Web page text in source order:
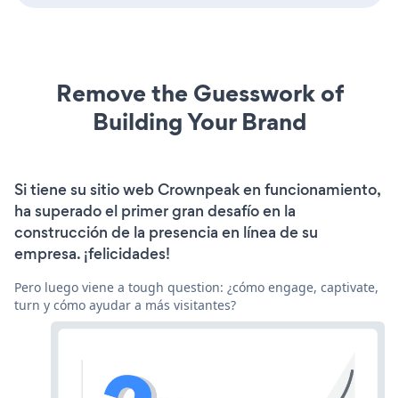
Remove the Guesswork of
Building Your Brand
Si tiene su sitio web Crownpeak en funcionamiento,
ha superado el primer gran desafío en la
construcción de la presencia en línea de su
empresa. ¡felicidades!
Pero luego viene a tough question: ¿cómo engage, captivate,
turn y cómo ayudar a más visitantes?